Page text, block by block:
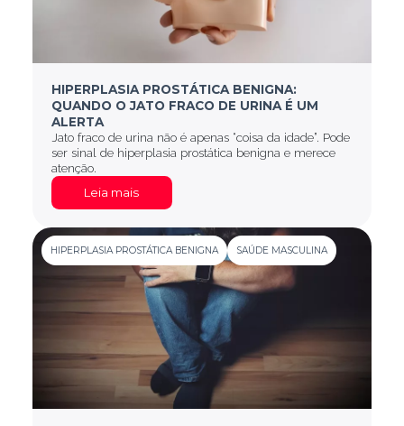
HIPERPLASIA PROSTÁTICA BENIGNA:
QUANDO O JATO FRACO DE URINA É UM
ALERTA
Jato fraco de urina não é apenas “coisa da idade”. Pode
ser sinal de hiperplasia prostática benigna e merece
atenção.
Leia mais
HIPERPLASIA PROSTÁTICA BENIGNA SAÚDE MASCULINA